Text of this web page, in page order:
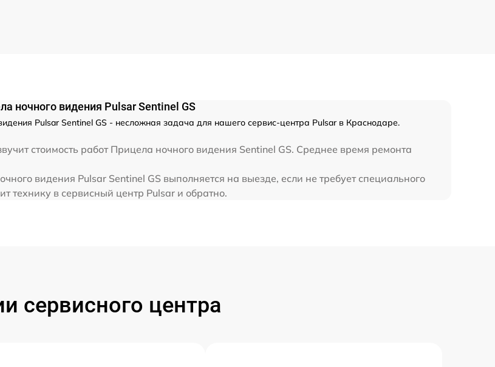
ночного видения Pulsar Sentinel GS
Pulsar Sentinel GS - несложная задача для нашего сервис-центра Pulsar в Краснодаре.
стоимость работ Прицела ночного видения Sentinel GS. Среднее время ремонта
видения Pulsar Sentinel GS выполняется на выезде, если не требует специального
технику в сервисный центр Pulsar и обратно.
сервисного центра